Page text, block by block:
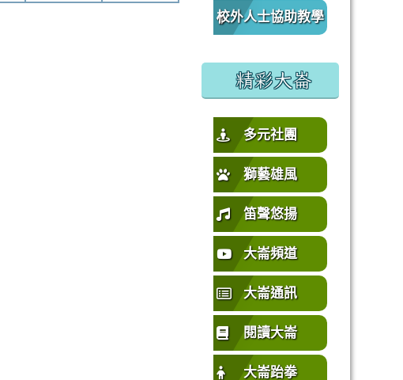
版本
校外人士協助教學
精彩大崙
多元社團
獅藝雄風
笛聲悠揚
大崙頻道
大崙通訊
閱讀大崙
大崙跆拳